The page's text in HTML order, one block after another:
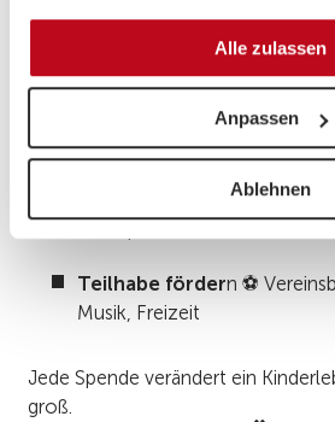
gesammelt haben.
Alle zulassen
Anpassen
Ablehnen
Chance, dabei zu sein, zu lachen
Was deine Spende
Bildung ermöglichen📚
Nachhilfe, Lernmaterialien
Gesundheit sichern🍎
Teilhabe fördern ⚽
Musik, Freizeit
Jede Spende verändert ein
groß.